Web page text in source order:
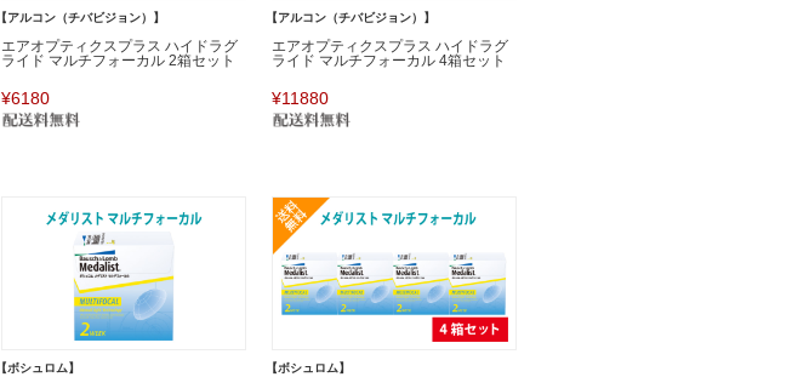
【アルコン（チバビジョン）】
エアオプティクスプラス ハイドラグ
ライド マルチフォーカル 2箱セット
¥6180
【アルコン（チバビジョン）】
エアオプティクスプラス ハイドラグ
ライド マルチフォーカル 4箱セット
¥11880
【ボシュロム】 【ボシュロム】